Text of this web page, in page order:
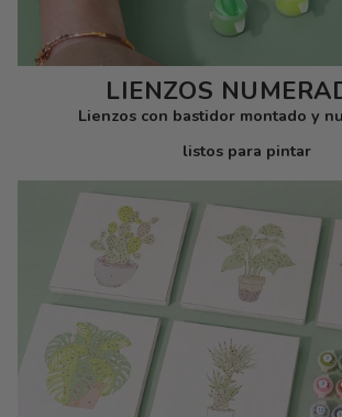
LIENZOS
Lienzos con bastidor montado y
listos para pintar